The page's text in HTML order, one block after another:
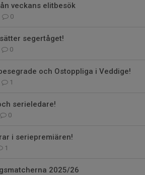
veckans elitbesök
0
segertåget!
0
och Ostoppliga i Veddige!
1
serieledare!
0
i seriepremiären!
1
2025/26